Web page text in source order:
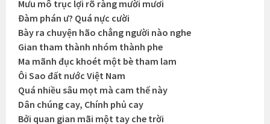
Mưu mô trục lợi rõ ràng mười mươi
Đàm phán ư? Quá nực cười
Bày ra chuyện hão chẳng người nào nghe
Gian tham thành nhóm thành phe
Ma mãnh đục khoét một bè tham lam
Ôi Sao đất nước Việt Nam
Quá nhiều sâu mọt mà cam thế này
Dân chúng cay, Chính phủ cay
Bởi quan gian mãi một tay che trời